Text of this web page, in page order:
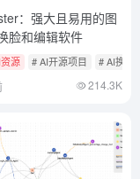
# 智能体开发框架
：强大且易用的图
脸和编辑软件
源 # AI开源项目 # AI换脸
214.3K